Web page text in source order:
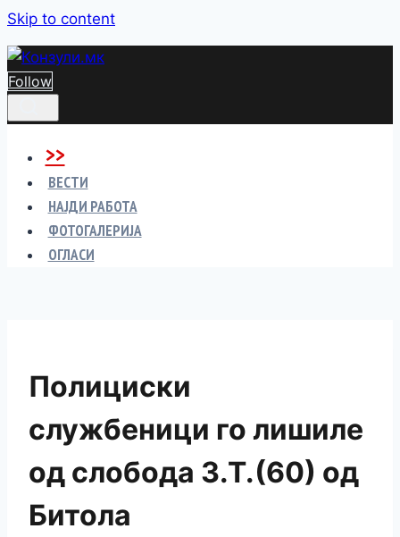
Skip to content
Follow
>>
ВЕСТИ
НАЈДИ РАБОТА
ФОТОГАЛЕРИЈА
ОГЛАСИ
Полициски
службеници го лишиле
од слобода З.Т.(60) од
Битола